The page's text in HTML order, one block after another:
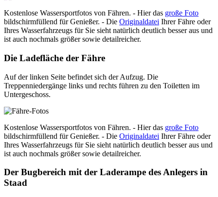
Kostenlose Wassersportfotos von Fähren. - Hier das große Foto
bildschirmfüllend für Genießer. - Die Originaldatei Ihrer Fähre oder
Ihres Wasserfahrzeugs für Sie sieht natürlich deutlich besser aus und
ist auch nochmals größer sowie detailreicher.
Die Ladefläche der Fähre
Auf der linken Seite befindet sich der Aufzug. Die
Treppenniedergänge links und rechts führen zu den Toiletten im
Untergeschoss.
Kostenlose Wassersportfotos von Fähren. - Hier das große Foto
bildschirmfüllend für Genießer. - Die Originaldatei Ihrer Fähre oder
Ihres Wasserfahrzeugs für Sie sieht natürlich deutlich besser aus und
ist auch nochmals größer sowie detailreicher.
Der Bugbereich mit der Laderampe des Anlegers in
Staad